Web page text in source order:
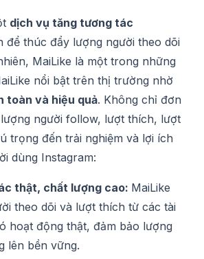
dịch vụ tăng tương tác
để thúc đẩy lượng người theo dõi
MaiLike là một trong những
nổi bật trên thị trường nhờ
toàn và hiệu quả. Không chỉ đơn
người follow, lượt thích, lượt
trọng đến trải nghiệm và lợi ích
dùng Instagram:
thật, chất lượng cao: MaiLike
theo dõi và lượt thích từ các tài
hoạt động thật, đảm bảo lượng
lên bền vững.